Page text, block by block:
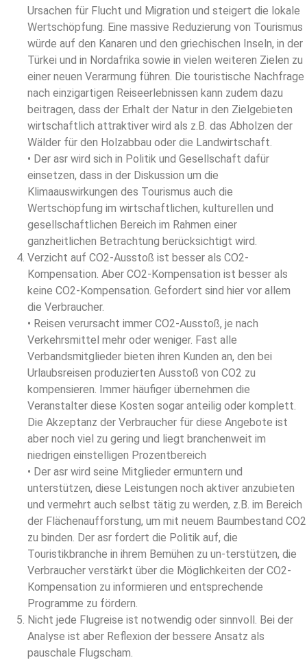
Ursachen für Flucht und Migration und steigert die lokale
Wertschöpfung. Eine massive Reduzierung von Tourismus
würde auf den Kanaren und den griechischen Inseln, in der
Türkei und in Nordafrika sowie in vielen weiteren Zielen zu
einer neuen Verarmung führen. Die touristische Nachfrage
nach einzigartigen Reiseerlebnissen kann zudem dazu
beitragen, dass der Erhalt der Natur in den Zielgebieten
wirtschaftlich attraktiver wird als z.B. das Abholzen der
Wälder für den Holzabbau oder die Landwirtschaft.
• Der asr wird sich in Politik und Gesellschaft dafür
einsetzen, dass in der Diskussion um die
Klimaauswirkungen des Tourismus auch die
Wertschöpfung im wirtschaftlichen, kulturellen und
gesellschaftlichen Bereich im Rahmen einer
ganzheitlichen Betrachtung berücksichtigt wird.
Verzicht auf CO2-Ausstoß ist besser als CO2-
Kompensation. Aber CO2-Kompensation ist besser als
keine CO2-Kompensation. Gefordert sind hier vor allem
die Verbraucher.
• Reisen verursacht immer CO2-Ausstoß, je nach
Verkehrsmittel mehr oder weniger. Fast alle
Verbandsmitglieder bieten ihren Kunden an, den bei
Urlaubsreisen produzierten Ausstoß von CO2 zu
kompensieren. Immer häufiger übernehmen die
Veranstalter diese Kosten sogar anteilig oder komplett.
Die Akzeptanz der Verbraucher für diese Angebote ist
aber noch viel zu gering und liegt branchenweit im
niedrigen einstelligen Prozentbereich
• Der asr wird seine Mitglieder ermuntern und
unterstützen, diese Leistungen noch aktiver anzubieten
und vermehrt auch selbst tätig zu werden, z.B. im Bereich
der Flächenaufforstung, um mit neuem Baumbestand CO2
zu binden. Der asr fordert die Politik auf, die
Touristikbranche in ihrem Bemühen zu un-terstützen, die
Verbraucher verstärkt über die Möglichkeiten der CO2-
Kompensation zu informieren und entsprechende
Programme zu fördern.
Nicht jede Flugreise ist notwendig oder sinnvoll. Bei der
Analyse ist aber Reflexion der bessere Ansatz als
pauschale Flugscham.